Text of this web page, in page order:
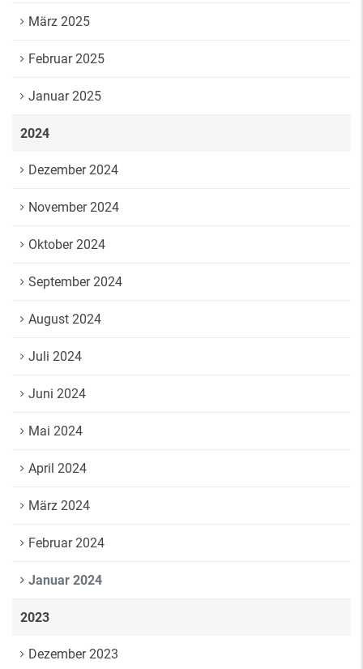
März 2025
Februar 2025
Januar 2025
2024
Dezember 2024
November 2024
Oktober 2024
September 2024
August 2024
Juli 2024
Juni 2024
Mai 2024
April 2024
März 2024
Februar 2024
Januar 2024
2023
Dezember 2023